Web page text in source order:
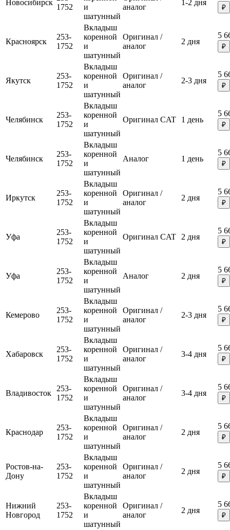
Новосибирск
1752
и
шатунный
аналог
1-2 дня
₽
Красноярск
253-
1752
Вкладыш
коренной
и
шатунный
Оригинал /
аналог
2 дня
5
₽
Якутск
253-
1752
Вкладыш
коренной
и
шатунный
Оригинал /
аналог
2-3 дня
5
₽
Челябинск
253-
1752
Вкладыш
коренной
и
шатунный
Оригинал CAT 1 день
5
₽
Челябинск
253-
1752
Вкладыш
коренной
и
шатунный
Аналог 1 день
5
₽
Иркутск
253-
1752
Вкладыш
коренной
и
шатунный
Оригинал /
аналог
2 дня
5
₽
Уфа
253-
1752
Вкладыш
коренной
и
шатунный
Оригинал CAT 2 дня
5
₽
Уфа
253-
1752
Вкладыш
коренной
и
шатунный
Аналог 2 дня
5
₽
Кемерово
253-
1752
Вкладыш
коренной
и
шатунный
Оригинал /
аналог
2-3 дня
5
₽
Хабаровск
253-
1752
Вкладыш
коренной
и
шатунный
Оригинал /
аналог
3-4 дня
5
₽
Владивосток
253-
1752
Вкладыш
коренной
и
шатунный
Оригинал /
аналог
3-4 дня
5
₽
Краснодар
253-
1752
Вкладыш
коренной
и
шатунный
Оригинал /
аналог
2 дня
5
₽
Ростов-на-
Дону
253-
1752
Вкладыш
коренной
и
шатунный
Оригинал /
аналог
2 дня
5
₽
Нижний
Новгород
253-
1752
Вкладыш
коренной
и
шатунный
Оригинал /
аналог
2 дня
5
₽